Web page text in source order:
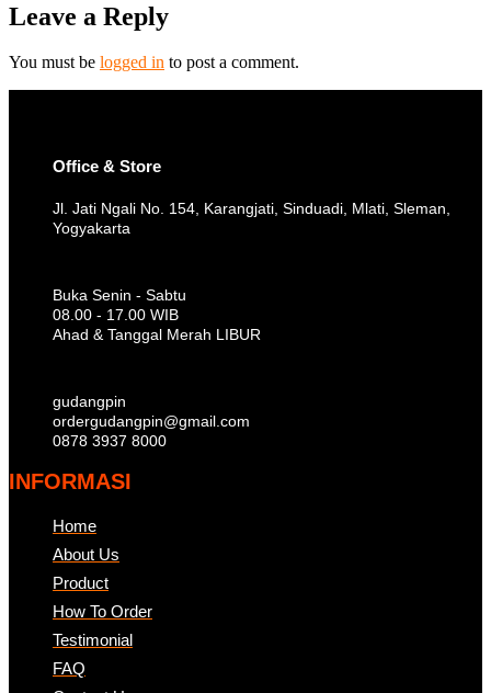
Leave a Reply
You must be logged in to post a comment.
Office & Store
Jl. Jati Ngali No. 154, Karangjati, Sinduadi, Mlati, Sleman,
Yogyakarta
Buka Senin - Sabtu
08.00 - 17.00 WIB
Ahad & Tanggal Merah LIBUR
gudangpin
ordergudangpin@gmail.com
0878 3937 8000
INFORMASI
Home
About Us
Product
How To Order
Testimonial
FAQ